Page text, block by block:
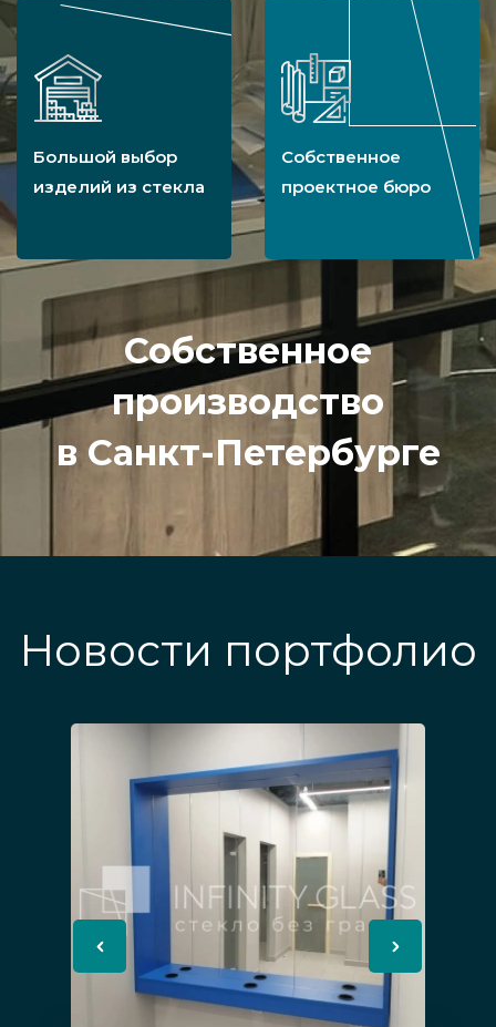
Большой выбор
изделий из стекла
Собственное
проектное бюро
Собственное
производство
в Санкт-Петербурге
Новости портфолио